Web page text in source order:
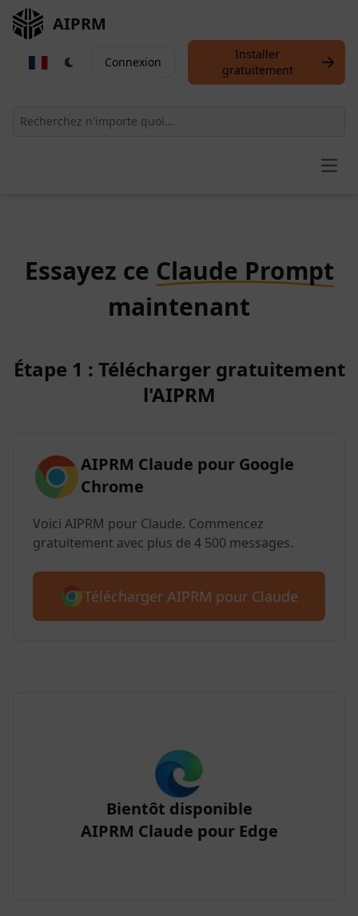
AIPRM
Connexion
Installer
gratuitement
Essayez ce Claude Prompt
maintenant
Étape 1 : Télécharger gratuitement
l'AIPRM
AIPRM Claude pour Google
Chrome
Voici AIPRM pour Claude. Commencez
gratuitement avec plus de 4 500 messages.
Télécharger AIPRM pour Claude
Bientôt disponible
AIPRM Claude pour Edge